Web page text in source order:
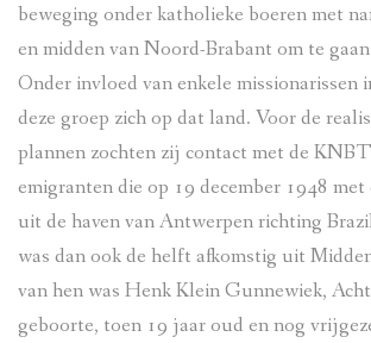
beweging onder katholieke boeren met
en midden van Noord-Brabant om te
Onder invloed van enkele missionarissen
deze groep zich op dat land. Voor de
plannen zochten zij contact met de
emigranten die op 19 december 1948 met
uit de haven van Antwerpen richting
was dan ook de helft afkomstig uit
van hen was Henk Klein Gunnewiek,
geboorte, toen 19 jaar oud en nog